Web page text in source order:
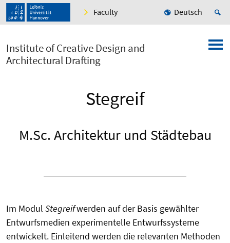
Faculty Deutsch
Institute of Creative Design and
Architectural Drafting
Stegreif
M.Sc. Architektur und Städtebau
Im Modul Stegreifwerden auf der Basis gewählter
Entwurfsmedien experimentelle Entwurfssysteme
entwickelt. Einleitend werden die relevanten Methoden